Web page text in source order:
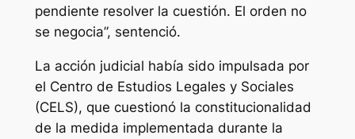
pendiente resolver la cuestión. El orden no
se negocia”, sentenció.
La acción judicial había sido impulsada por
el Centro de Estudios Legales y Sociales
(CELS), que cuestionó la constitucionalidad
de la medida implementada durante la